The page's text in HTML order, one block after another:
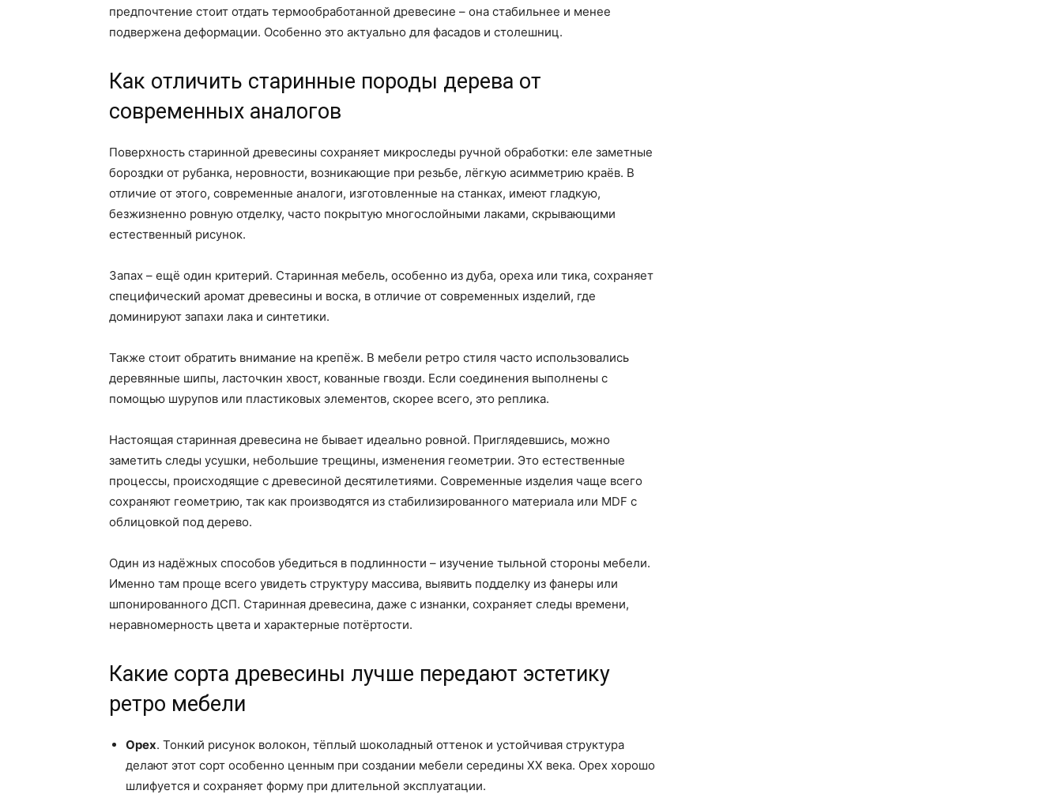
предпочтение стоит отдать термообработанной древесине – она стабильнее и менее
подвержена деформации. Особенно это актуально для фасадов и столешниц.
Как отличить старинные породы дерева от
современных аналогов
Поверхность старинной древесины сохраняет микроследы ручной обработки: еле заметные
бороздки от рубанка, неровности, возникающие при резьбе, лёгкую асимметрию краёв. В
отличие от этого, современные аналоги, изготовленные на станках, имеют гладкую,
безжизненно ровную отделку, часто покрытую многослойными лаками, скрывающими
естественный рисунок.
Запах – ещё один критерий. Старинная мебель, особенно из дуба, ореха или тика, сохраняет
специфический аромат древесины и воска, в отличие от современных изделий, где
доминируют запахи лака и синтетики.
Также стоит обратить внимание на крепёж. В мебели ретро стиля часто использовались
деревянные шипы, ласточкин хвост, кованные гвозди. Если соединения выполнены с
помощью шурупов или пластиковых элементов, скорее всего, это реплика.
Настоящая старинная древесина не бывает идеально ровной. Приглядевшись, можно
заметить следы усушки, небольшие трещины, изменения геометрии. Это естественные
процессы, происходящие с древесиной десятилетиями. Современные изделия чаще всего
сохраняют геометрию, так как производятся из стабилизированного материала или MDF с
облицовкой под дерево.
Один из надёжных способов убедиться в подлинности – изучение тыльной стороны мебели.
Именно там проще всего увидеть структуру массива, выявить подделку из фанеры или
шпонированного ДСП. Старинная древесина, даже с изнанки, сохраняет следы времени,
неравномерность цвета и характерные потёртости.
Какие сорта древесины лучше передают эстетику
ретро мебели
Орех. Тонкий рисунок волокон, тёплый шоколадный оттенок и устойчивая структура
делают этот сорт особенно ценным при создании мебели середины XX века. Орех хорошо
шлифуется и сохраняет форму при длительной эксплуатации.